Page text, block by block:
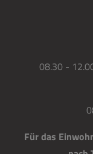
08.30 -
Für das